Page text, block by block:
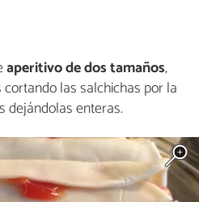
aperitivo de dos tamaños,
las salchichas por la
dejándolas enteras.